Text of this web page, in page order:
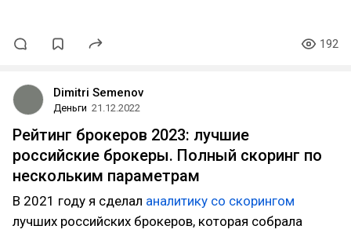
192
Dimitri Semenov
Деньги 21.12.2022
Рейтинг брокеров 2023: лучшие
российские брокеры. Полный скоринг по
нескольким параметрам
В 2021 году я сделал аналитику со скорингом
лучших российских брокеров, которая собрала